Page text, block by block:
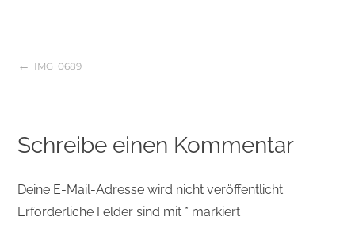
Beitragsnavigation
IMG_0689
Schreibe einen Kommentar
Deine E-Mail-Adresse wird nicht veröffentlicht.
Erforderliche Felder sind mit * markiert